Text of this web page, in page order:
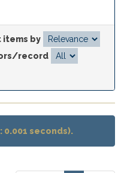
items by
record
0.001 seconds).